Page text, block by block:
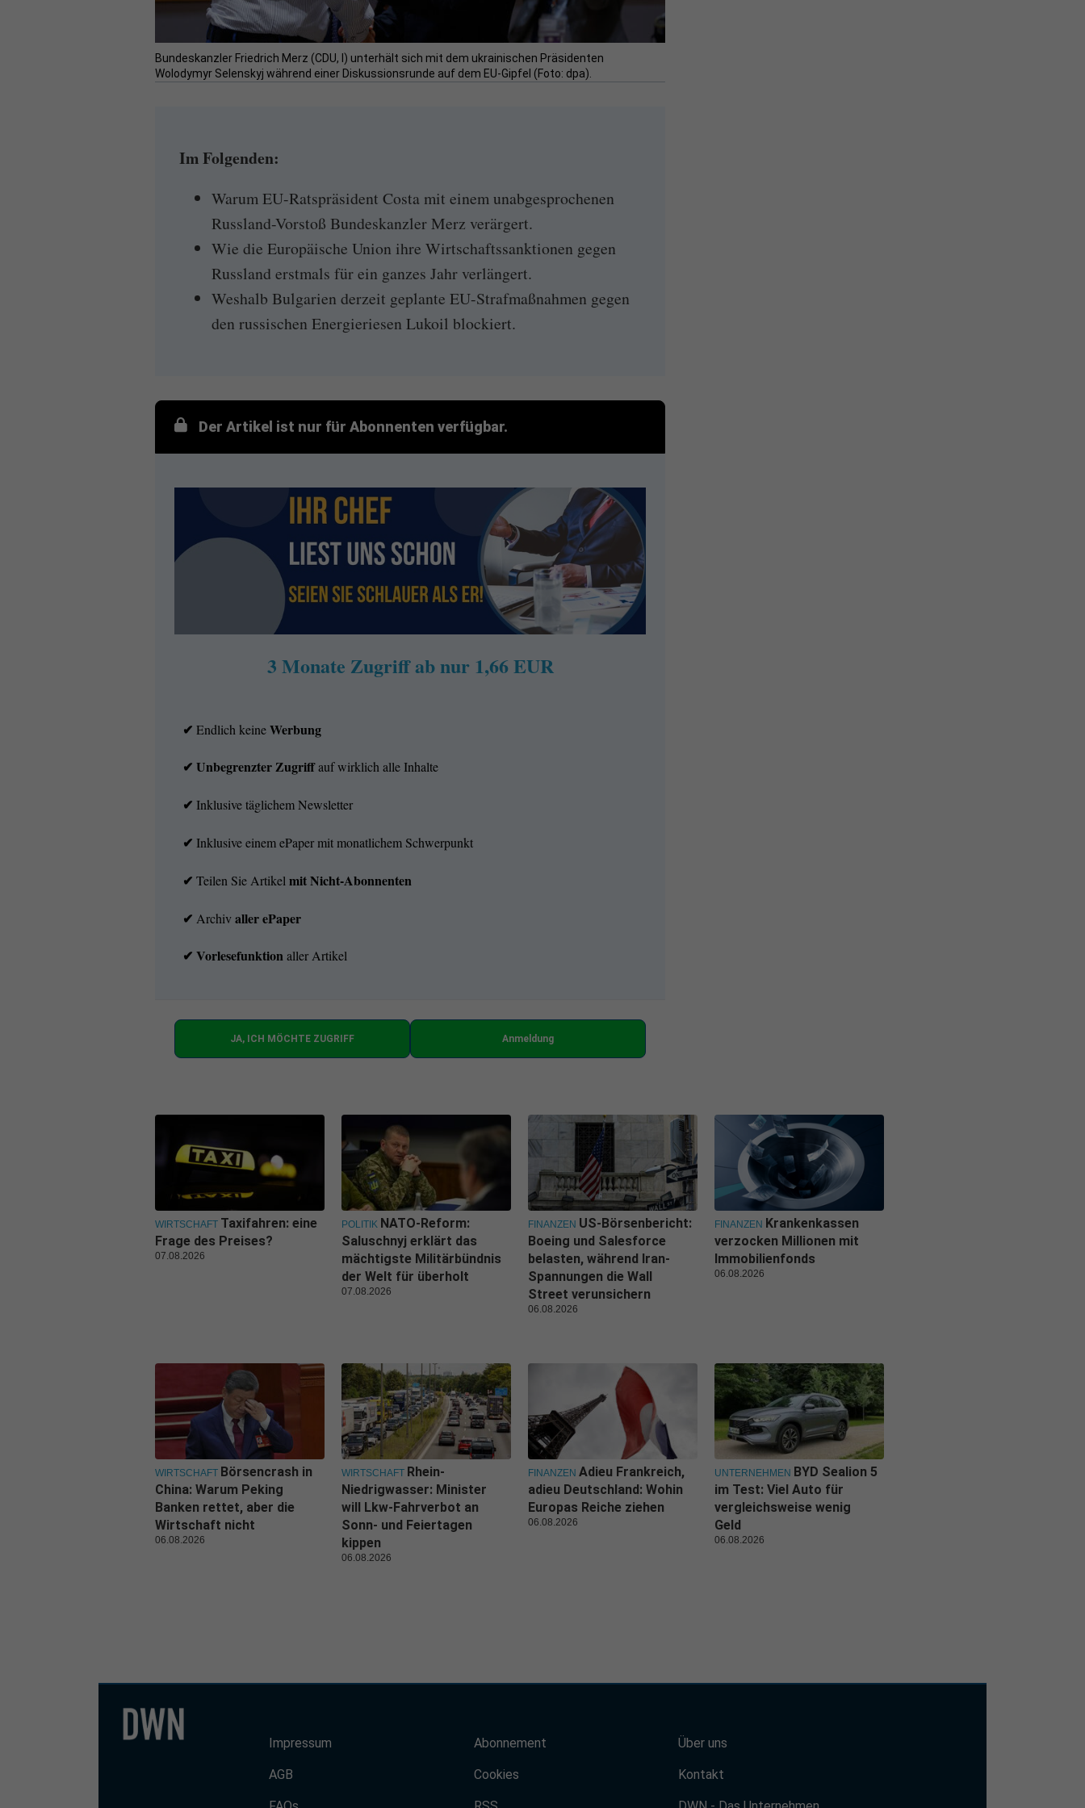
Bundeskanzler Friedrich Merz (CDU, l) unterhält sich mit dem ukrainischen Präsidenten
Wolodymyr Selenskyj während einer Diskussionsrunde auf dem EU-Gipfel (Foto: dpa).
Im Folgenden:
Warum EU-Ratspräsident Costa mit einem unabgesprochenen
Russland-Vorstoß Bundeskanzler Merz verärgert.
Wie die Europäische Union ihre Wirtschaftssanktionen gegen
Russland erstmals für ein ganzes Jahr verlängert.
Weshalb Bulgarien derzeit geplante EU-Strafmaßnahmen gegen
den russischen Energieriesen Lukoil blockiert.
Der Artikel ist nur für Abonnenten verfügbar.
3 Monate Zugriff ab nur 1,66 EUR
✔ Endlich keineWerbung
✔ Unbegrenzter Zugriffauf wirklich alle Inhalte
✔ Inklusive täglichem Newsletter
✔ Inklusive einem ePaper mit monatlichem Schwerpunkt
✔ Teilen Sie Artikel mitNicht-Abonnenten
✔ Archivaller ePaper
✔ Vorlesefunktionaller Artikel
JA, ICH MÖCHTE ZUGRIFF Anmeldung
WIRTSCHAFT Taxifahren: eine
Frage des Preises?
07.08.2026
POLITIK NATO-Reform:
Saluschnyj erklärt das
mächtigste Militärbündnis
der Welt für überholt
07.08.2026
FINANZEN US-Börsenbericht:
Boeing und Salesforce
belasten, während Iran-
Spannungen die Wall
Street verunsichern
06.08.2026
FINANZEN Krankenkassen
verzocken Millionen mit
Immobilienfonds
06.08.2026
WIRTSCHAFT Börsencrash in
China: Warum Peking
Banken rettet, aber die
Wirtschaft nicht
06.08.2026
WIRTSCHAFT Rhein-
Niedrigwasser: Minister
will Lkw-Fahrverbot an
Sonn- und Feiertagen
kippen
06.08.2026
FINANZEN Adieu Frankreich,
adieu Deutschland: Wohin
Europas Reiche ziehen
06.08.2026
UNTERNEHMEN BYD Sealion 5
im Test: Viel Auto für
vergleichsweise wenig
Geld
06.08.2026
Impressum
AGB
Abonnement
Cookies
Über uns
Kontakt